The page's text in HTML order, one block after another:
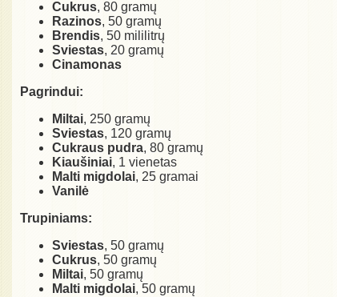
Cukrus, 80 gramų
Razinos, 50 gramų
Brendis, 50 mililitrų
Sviestas, 20 gramų
Cinamonas
Pagrindui:
Miltai, 250 gramų
Sviestas, 120 gramų
Cukraus pudra, 80 gramų
Kiaušiniai, 1 vienetas
Malti migdolai, 25 gramai
Vanilė
Trupiniams:
Sviestas, 50 gramų
Cukrus, 50 gramų
Miltai, 50 gramų
Malti migdolai, 50 gramų